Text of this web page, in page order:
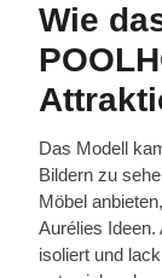
Wie
Das Modell
Bildern zu
Möbel
Aurélies
isoliert und